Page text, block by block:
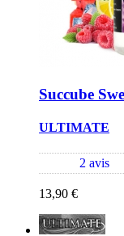
Succube
ULTIMATE
2 avis
13,90 €